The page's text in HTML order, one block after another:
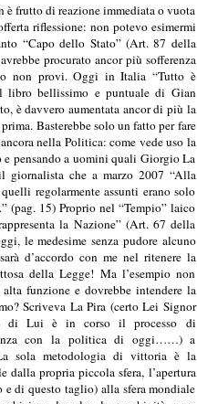
è frutto di reazione immediata o vuota
riflessione: non potevo esimermi
“Capo dello Stato” (Art. 87 della
procurato ancor più sofferenza
non provi. Oggi in Italia “Tutto è
libro bellissimo e puntuale di Gian
è davvero aumentata ancor di più la
Basterebbe solo un fatto per fare
nella Politica: come vede uso la
e pensando a uomini quali Giorgio La
giornalista che a marzo 2007 “Alla
regolarmente assunti erano solo
15) Proprio nel “Tempio” laico
la Nazione” (Art. 67 della
le medesime senza pudore alcuno
d’accordo con me nel ritenere la
della Legge! Ma l’esempio non
funzione e dovrebbe intendere la
Scriveva La Pira (certo Lei Signor
di Lui è in corso il processo di
con la politica di oggi……) a
sola metodologia di vittoria è la
dalla propria piccola sfera, l’apertura
e di questo taglio) alla sfera mondiale